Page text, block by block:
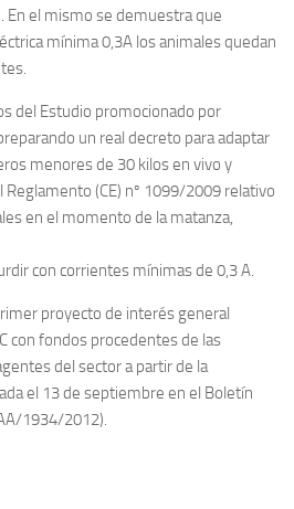
En el mismo se demuestra que
mínima 0,3A los animales quedan
del Estudio promocionado por
un real decreto para adaptar
menores de 30 kilos en vivo y
(CE) nº 1099/2009 relativo
en el momento de la matanza,
con corrientes mínimas de 0,3 A.
proyecto de interés general
con fondos procedentes de las
del sector a partir de la
el 13 de septiembre en el Boletín
1934/2012).